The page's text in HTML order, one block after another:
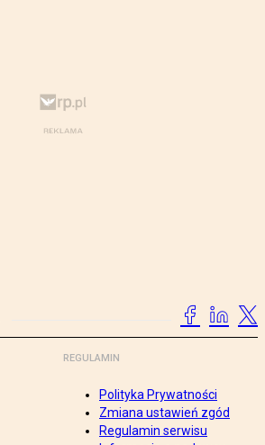
REGULAMIN
Polityka Prywatności
Zmiana ustawień zgód
Regulamin serwisu